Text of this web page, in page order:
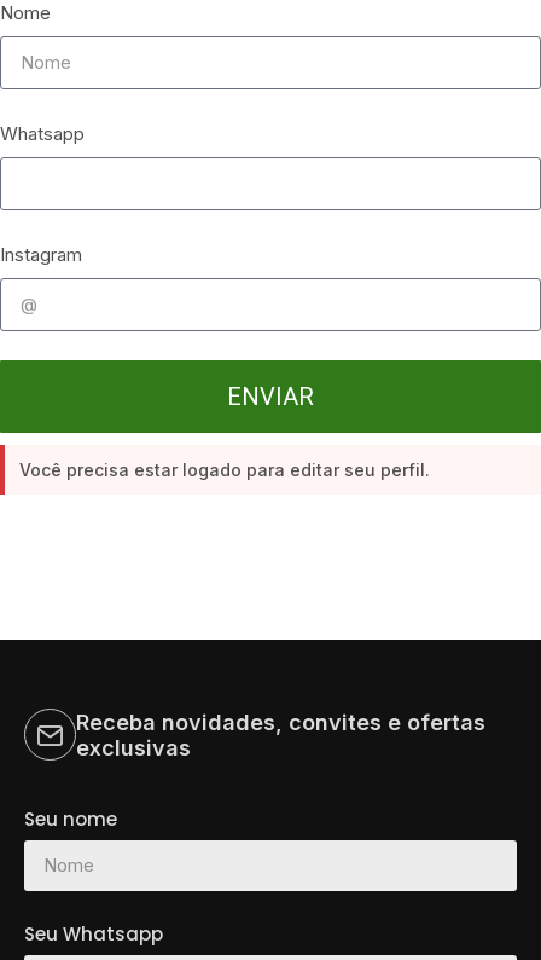
Nome
Whatsapp
Instagram
ENVIAR
Você precisa estar logado para editar seu perfil.
Receba novidades, convites e ofertas
exclusivas
Seu nome
Seu Whatsapp